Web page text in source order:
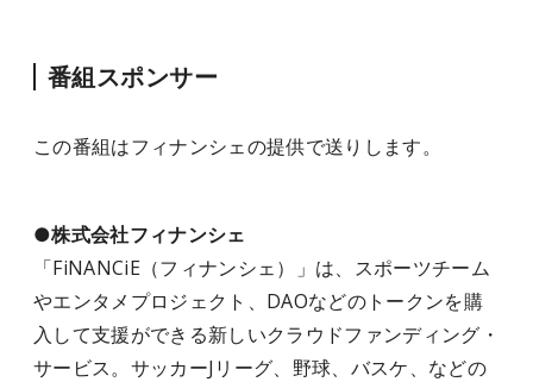
番組スポンサー
この番組はフィナンシェの提供で送りします。
●株式会社フィナンシェ
「FiNANCiE（フィナンシェ）」は、スポーツチーム
やエンタメプロジェクト、DAOなどのトークンを購
入して支援ができる新しいクラウドファンディング・
サービス。サッカーJリーグ、野球、バスケ、などの